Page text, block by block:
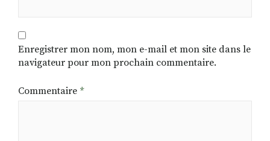
Enregistrer mon nom, mon e-mail et mon site dans le
navigateur pour mon prochain commentaire.
Commentaire *